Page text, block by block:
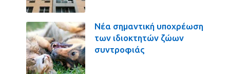
Νέα σημαντική υποχρέωση
των ιδιοκτητών ζώων
συντροφιάς